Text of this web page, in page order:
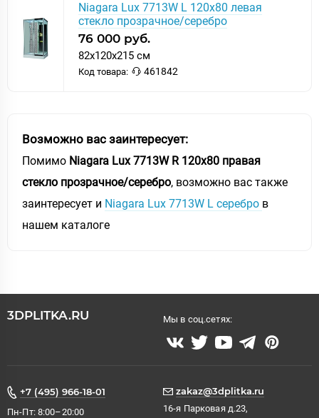
Niagara Lux 7713W L 120x80 левая
стекло прозрачное/серебро
76 000 руб.
82x120x215 см
Код товара: 461842
Возможно вас заинтересует:
Помимо Niagara Lux 7713W R 120x80 правая
стекло прозрачное/серебро, возможно вас также
заинтересует и Niagara Lux 7713W L серебро в
нашем каталоге
3DPLITKA.RU Мы в соц.сетях:
+7 (495) 966-18-01
Пн-Пт: 8:00–20:00
zakaz@3dplitka.ru
16-я Парковая д.23,